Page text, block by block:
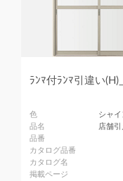
ﾗﾝﾏ付ﾗﾝﾏ引違い
色
シャ
品名
店舗引
品番
カタログ品番
カタログ名
掲載ページ